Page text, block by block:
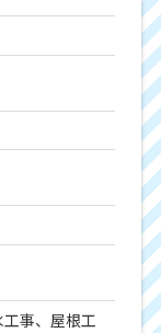
事、屋根工